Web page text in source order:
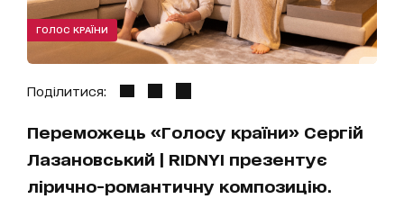
ГОЛОС КРАЇНИ
Поділитися:
Переможець «Голосу країни» Сергій
Лазановський | RIDNYI презентує
лірично-романтичну композицію.